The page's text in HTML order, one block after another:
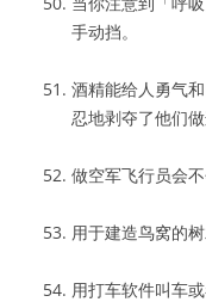
手动挡。
酒精能给人勇气
忍地剥夺了他们做
做空军飞行员会
用于建造鸟窝的
用打车软件叫车